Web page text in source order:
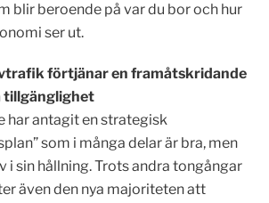
blir beroende på var du bor och hur
ser ut.
förtjänar en framåtskridande
tillgänglighet
har antagit en strategisk
som i många delar är bra, men
i sin hållning. Trots andra tongångar
även den nya majoriteten att